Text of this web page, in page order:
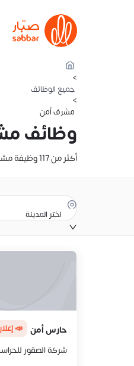
>
جميع الوظائف
>
مشرف أمن
وظائف
أكثر من 117 وظيفة مشرف أمن في السعودية. تصفح تفاصيل الراتب، والوصف الوظيفي، وموقع الوظيفة. أنشئ سيرتك الذاتية وقدّم عليها الآن
اختر المدينة
حارس أمن 📣
شركة الصقور